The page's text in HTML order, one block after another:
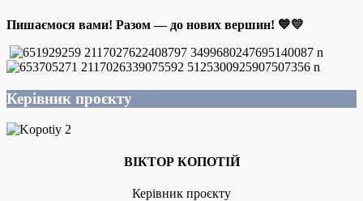
Пишаємося вами! Разом — до нових вершин! 💙💛
Керівник проєкту
ВІКТОР КОПОТІЙ
Керівник проєкту